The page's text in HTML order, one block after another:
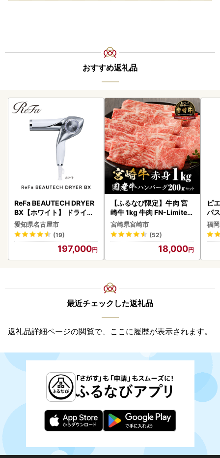
おすすめ返礼品
ReFa BEAUTECH DRYER
BX【ホワイト】 ドライヤ
ー 美容 家電 ドライヤー リ
ファ
愛知県名古屋市
(19)
197,000
【ふるなび限定】牛肉 宮
崎牛 1kg 牛肉 FN-Limited
-VO
宮崎県宮崎市
(52)
18,000
ピ
パ
福
最近チェックした返礼品
返礼品詳細ページの閲覧で、ここに履歴が表示されます。